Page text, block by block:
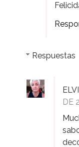
Respuestas
DE